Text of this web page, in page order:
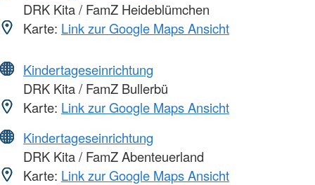
DRK Kita / FamZ Heideblümchen
Karte: Link zur Google Maps Ansicht
Kindertageseinrichtung
DRK Kita / FamZ Bullerbü
Karte: Link zur Google Maps Ansicht
Kindertageseinrichtung
DRK Kita / FamZ Abenteuerland
Karte: Link zur Google Maps Ansicht